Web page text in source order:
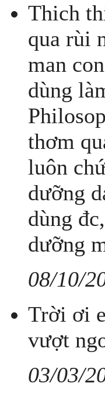
Thich
qua rùi
man
dùng
thơm
luôn
dưỡng
dùng
dưỡng
08/10/
Trời ơi
vượt
03/03/